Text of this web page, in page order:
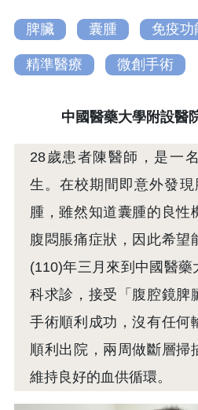
脾臟 囊腫 免疫功
精準醫療 微創手術
中國醫藥大學附設醫
28歲患者陳醫師，是一
生。在校期間即意外發
腫，雖然知道囊腫的良性
腹悶脹痛症狀，因此希望
(110)年三月來到中國醫
科求診，接受「腹腔鏡脾
手術順利成功，沒有任何
順利出院，兩周做斷層掃
維持良好的血供循環。